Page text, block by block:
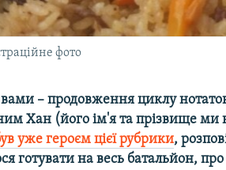
фото
– продовження циклу
Хан (його ім'я та прізвище ми
уже героєм цієї рубрики,
готувати на весь батальйон,